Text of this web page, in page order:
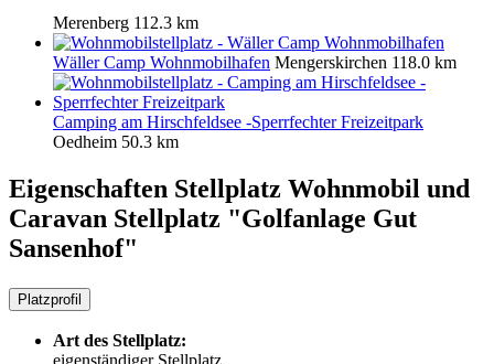
Merenberg 112.3 km
Wäller Camp Wohnmobilhafen Mengerskirchen 118.0 km
Camping am Hirschfeldsee -Sperrfechter Freizeitpark
Oedheim 50.3 km
Eigenschaften Stellplatz Wohnmobil und
Caravan Stellplatz "Golfanlage Gut
Sansenhof"
Platzprofil
Art des Stellplatz: